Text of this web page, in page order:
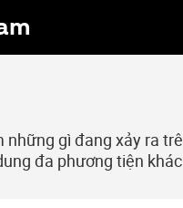
gì đang xảy ra
đa phương tiện